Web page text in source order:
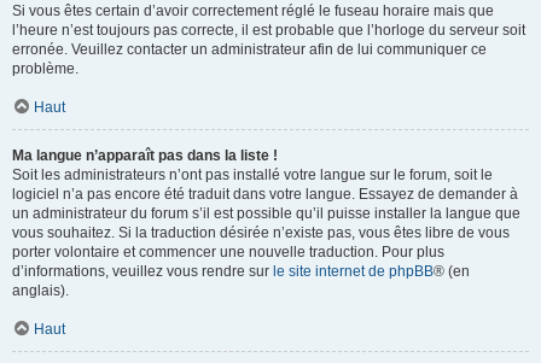
Si vous êtes certain d’avoir correctement réglé le fuseau horaire mais que
l’heure n’est toujours pas correcte, il est probable que l’horloge du serveur soit
erronée. Veuillez contacter un administrateur afin de lui communiquer ce
problème.
Haut
Ma langue n’apparaît pas dans la liste !
Soit les administrateurs n’ont pas installé votre langue sur le forum, soit le
logiciel n’a pas encore été traduit dans votre langue. Essayez de demander à
un administrateur du forum s’il est possible qu’il puisse installer la langue que
vous souhaitez. Si la traduction désirée n’existe pas, vous êtes libre de vous
porter volontaire et commencer une nouvelle traduction. Pour plus
d’informations, veuillez vous rendre sur le site internet de phpBB® (en
anglais).
Haut